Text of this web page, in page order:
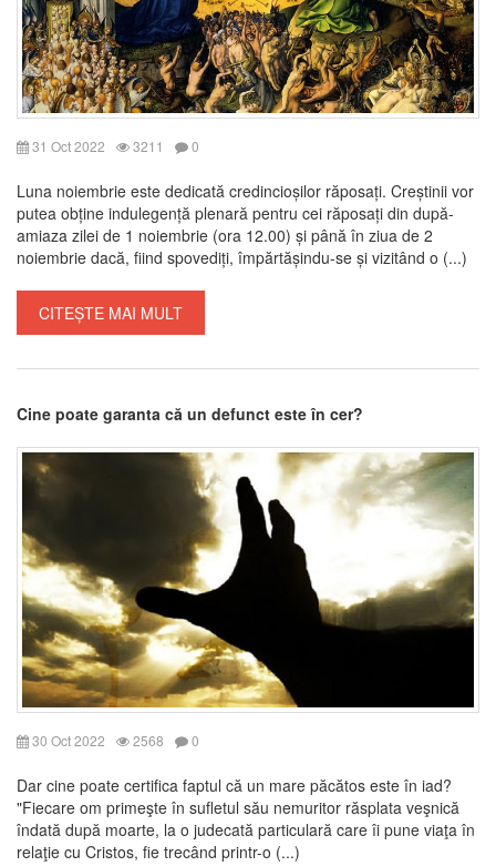
31 Oct 2022 3211 0
Luna noiembrie este dedicată credincioșilor răposați. Creștinii vor
putea obține indulegență plenară pentru cei răposați din după-
amiaza zilei de 1 noiembrie (ora 12.00) și până în ziua de 2
noiembrie dacă, fiind spovediți, împărtășindu-se și vizitând o (...)
CITEȘTE MAI MULT
Cine poate garanta că un defunct este în cer?
30 Oct 2022 2568 0
Dar cine poate certifica faptul că un mare păcătos este în iad?
"Fiecare om primeşte în sufletul său nemuritor răsplata veşnică
îndată după moarte, la o judecată particulară care îi pune viaţa în
relaţie cu Cristos, fie trecând printr-o (...)